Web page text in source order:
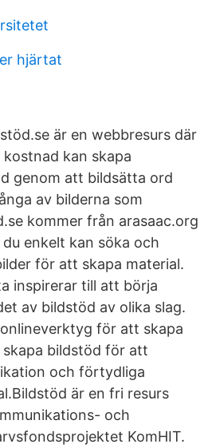
hjärtat
är en webbresurs där
kan skapa
genom att bildsätta ord
av bilderna som
kommer från arasaac.org
enkelt kan söka och
för att skapa material.
inspirerar till att börja
av bildstöd av olika slag.
för att skapa
bildstöd för att
och förtydliga
är en fri resurs
och
KomHIT.